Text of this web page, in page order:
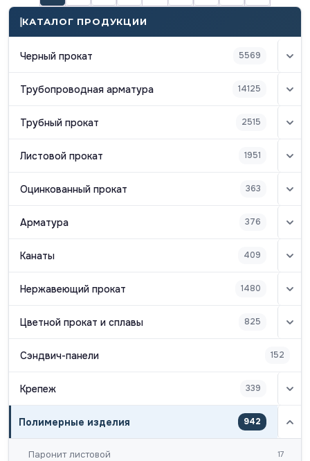
КАТАЛОГ ПРОДУКЦИИ
Черный прокат 5569
Трубопроводная арматура 14125
Трубный прокат 2515
Листовой прокат 1951
Оцинкованный прокат 363
Арматура 376
Канаты 409
Нержавеющий прокат 1480
Цветной прокат и сплавы 825
Сэндвич-панели 152
Крепеж 339
Полимерные изделия 942
Паронит листовой 17